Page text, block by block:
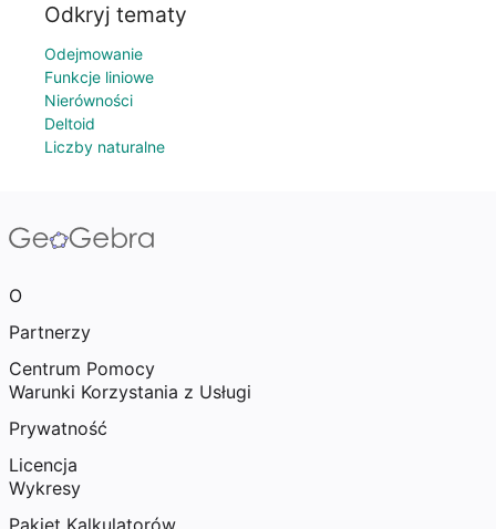
Odkryj tematy
Odejmowanie
Funkcje liniowe
Nierówności
Deltoid
Liczby naturalne
O
Partnerzy
Centrum Pomocy
Warunki Korzystania z Usługi
Prywatność
Licencja
Wykresy
Pakiet Kalkulatorów